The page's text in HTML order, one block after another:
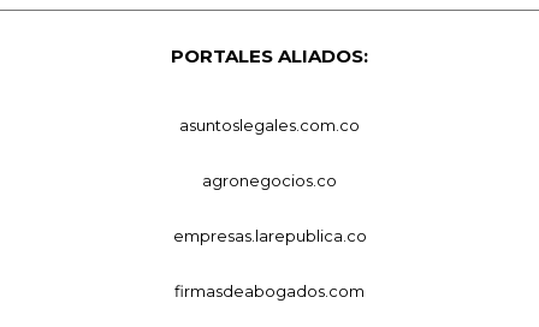
PORTALES ALIADOS:
asuntoslegales.com.co
agronegocios.co
empresas.larepublica.co
firmasdeabogados.com